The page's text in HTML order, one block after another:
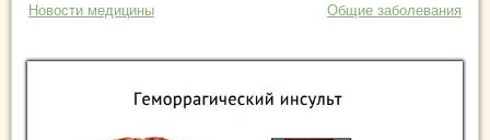
Новости медицины Общие заболевания